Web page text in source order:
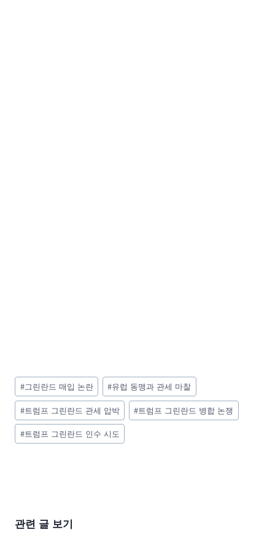
Post
Tags:
#그린란드 매입 논란 #유럽 동맹과 관세 마찰
#트럼프 그린란드 관세 압박 #트럼프 그린란드 병합 논쟁
#트럼프 그린란드 인수 시도
관련 글 보기